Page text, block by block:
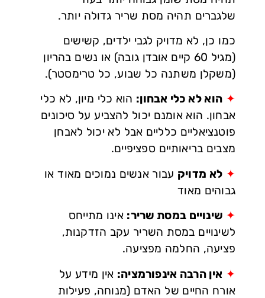
שלגברים תהיה מסת שריר גדולה יותר.
כמו כן, לא מדויק לגבי ילדים, קשישים
(מגיל 60 קיים אובדן גובה) או נשים בהריון
(משקלן משתנה כל שבוע, כל טרימסטר).
✦ הוא לא כלי אבחון: הוא כלי מיון, לא כלי
אבחון. הוא אומנם יכול להצביע על סיכונים
פוטנציאליים כלליים אבל לא יכול לאבחן
מצבים בריאותיים ספציפיים.
✦ לא מדויק עבור אנשים נמוכים מאוד או
גבוהים מאוד
✦ שינויים במסת שריר: אינו מתייחס
לשינויים במסת השריר עקב הזדקנות,
פציעה, החלמה מפציעה.
✦ אין הרבה אינפורמציה: אין מידע על
אורח החיים של האדם (מנוחה, פעילות